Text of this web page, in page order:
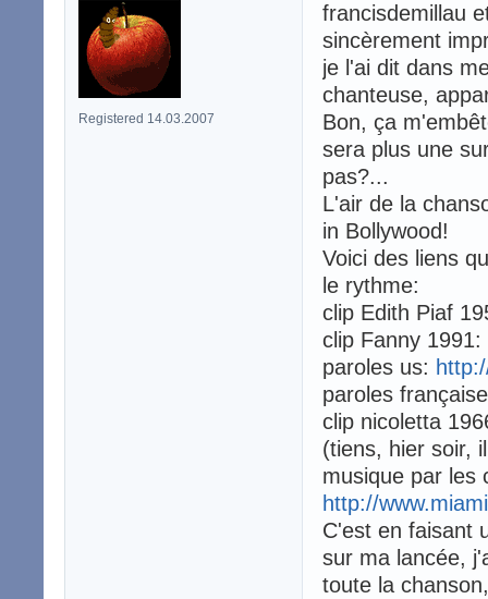
Registered 14.03.2007
francisdemillau
sincèrement
je l'ai dit dans
chanteuse,
Bon, ça
sera plus une
pas?...
L'air de la
in Bollywood!
Voici des liens
le rythme:
clip Edith Piaf
clip Fanny 1991:
paroles us:
paroles
clip nicoletta
(tiens, hier soir,
musique par les
http://
C'est en faisant
sur ma lancée,
toute la